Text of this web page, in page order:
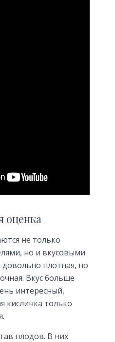
оценка
не только
но и вкусовыми
плотная, но
Вкус больше
интересный,
кислинка только
плодов. В них